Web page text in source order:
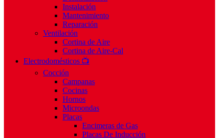
Instalación
Mantenimiento
Reparación
Ventilación
Cortina de Aire
Cortina de Aire-Cal
Electrodomésticos 📺
Cocción
Campanas
Cocinas
Hornos
Microondas
Placas
Encimeras de Gas
Placas De Inducción